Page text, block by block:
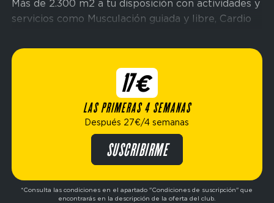
Más de 2.300 m2 a tu disposición con actividades y
servicios como Musculación guiada y libre, Cardio
hidratación de bebidas, una sala con hidromasaje y
¿Problemas con los horarios? Nuestro gym está
7 días de la semana, horario habitual
de 6:00 am a 1:00 am
*, abiertos 365 días del año
¡No tendrás excusas!
17€
LAS PRIMERAS 4 SEMANAS
Después 27€/4 semanas
SUSCRIBIRME
*Consulta las condiciones en el apartado "Condiciones de suscripción" que
encontrarás en la descripción de la oferta del club.